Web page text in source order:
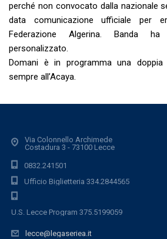
perché non convocato dalla nazionale
data comunicazione ufficiale per
Federazione Algerina. Banda
personalizzato.
Domani è in programma una doppia
sempre all’Acaya.
Via Colonnello Archimede
Costadura 3 - 73100 Lecce
0832.241501
Ufficio Biglietteria 334.2844565
U.S. Lecce Program 375.5199059
lecce@legaseriea.it